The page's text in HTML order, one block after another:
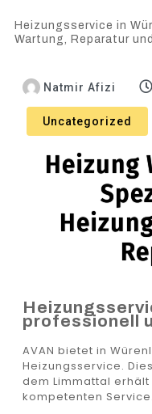
Heizungsservice in
Wartung, Reparatur
Natmir Afizi
Uncategorized
Heizung
professionell
AVAN bietet in
Heizungsservice.
dem Limmattal erhält
kompetenten Service.